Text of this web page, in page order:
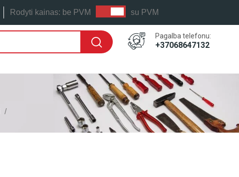
Rodyti kainas: be PVM su PVM
Pagalba telefonu:
+37068647132